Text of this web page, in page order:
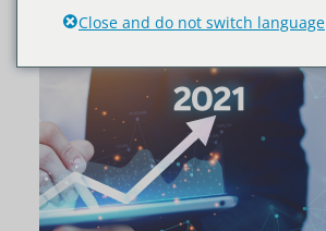
Close and do not switch language